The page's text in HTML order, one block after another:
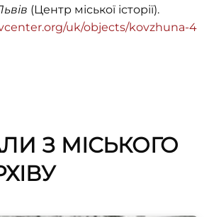
(Центр міської історії).
uk/objects/kovzhuna-4
З МІСЬКОГО